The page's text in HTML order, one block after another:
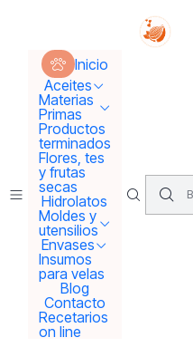
Inicio
Aceites
Materias
Primas
Productos
terminados
Flores, tes
y frutas
secas
Hidrolatos
Moldes y
utensilios
Envases
Insumos
para velas
Blog
Contacto
Recetarios
on line
Tus
Inicio Materias Primas
Base neutra de